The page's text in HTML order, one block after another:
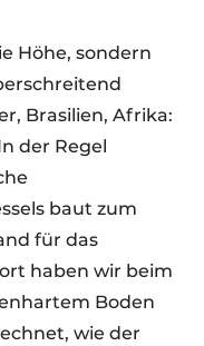
Höhe, sondern
Brasilien, Afrika:
der Regel
baut zum
für das
haben wir beim
Boden
wie der